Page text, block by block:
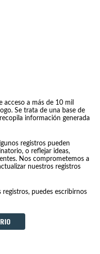
acceso a más de 10 mil
Se trata de una base de
información generada
registros pueden
o reflejar ideas,
Nos comprometemos a
nuestros registros
registros, puedes escribirnos